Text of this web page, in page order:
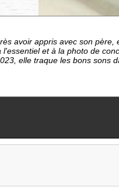
avoir appris avec son
et à la photo de
elle traque les bons sons